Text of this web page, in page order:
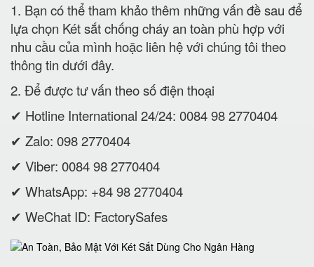
1. Bạn có thể tham khảo thêm những vấn đề sau để
lựa chọn Két sắt chống cháy an toàn phù hợp với
nhu cầu của mình hoặc liên hệ với chúng tôi theo
thông tin dưới đây.
2. Để được tư vấn theo số điện thoại
✔ Hotline International 24/24: 0084 98 2770404
✔ Zalo: 098 2770404
✔ Viber: 0084 98 2770404
✔ WhatsApp: +84 98 2770404
✔ WeChat ID: FactorySafes